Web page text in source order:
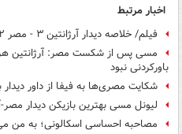
اخبار مرتبط
فیلم/ خلاصه دیدار آرژانتین ۳ - مصر ۲
مسی پس از شکست مصر: آرژانتین
باورکردنی نبود
شکایت مصری‌ها به فیفا از داور دیدار
لیونل مسی بهترین بازیکن دیدار مصر-
مصاحبه احساسی اسکالونی؛ به من